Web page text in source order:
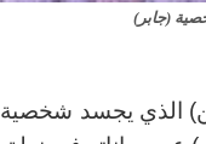
(جابر)
الذي يجسد شخصية